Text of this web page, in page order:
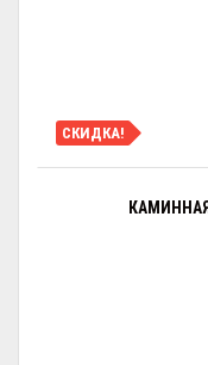
СКИДКА!
КАМИННАЯ